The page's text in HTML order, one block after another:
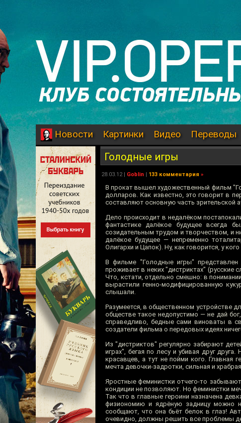
Новости Картинки Видео Переводы
Голодные игры
28.03.12| Goblin | 133 комментария »
В прокат вышел художественный фильм
долларов. Как известно, это говорит в
составляют основную часть зрительской
Дело происходит в недалёком
фантастике далёкое будущее всегда
созидательным трудом и творчеством, и
далёкое будущее — непременно
Олигархи и Цапок). Ну, как говорится, у
В фильме "Голодные игры"
проживает в неких "дистриктах" (русские
Что, кстати, отдельно смешно: в
вырастили генно-модифицированную
слышали.
Разумеется, в общественном устройстве
обществе такое недопустимо — не дай
справедливо, бедные сами виноваты в
создатели фильма о передовых идеях
Из "дистриктов" регулярно забирают
играх", бегая по лесу и убивая друг
красавцев, а тут не пойми кого. Главная
мечта девочки-задротки, сильная и
Яростные феминистки отчего-то
кондиции не позволяют. Но феминистки
Так что в главные героини назначена
физиономию и ядрёную задницу можно
сообщают, что она бьёт белок в глаз!
очевидно, должны решить все проблемы